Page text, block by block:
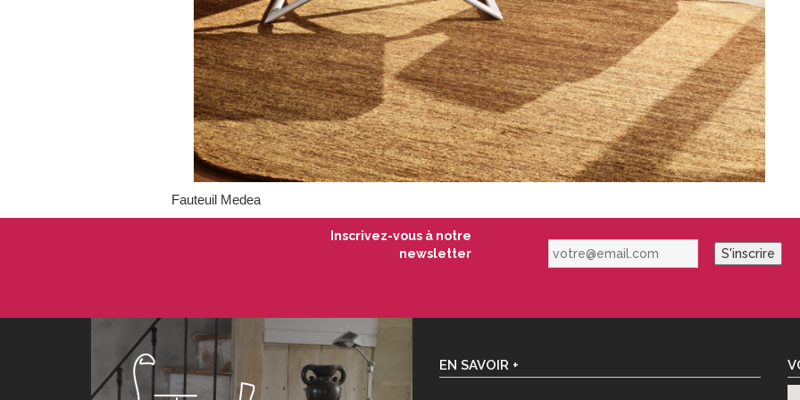
Fauteuil Medea
Inscrivez-vous à notre
newsletter
votre@email.com S'inscrire
EN SAVOIR +